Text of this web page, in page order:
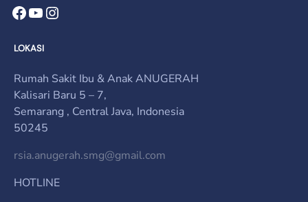
Facebook
YouTube
Instagram
LOKASI
Rumah Sakit Ibu & Anak ANUGERAH
Kalisari Baru 5 – 7,
Semarang , Central Java, Indonesia
50245
rsia.anugerah.smg@gmail.com
HOTLINE